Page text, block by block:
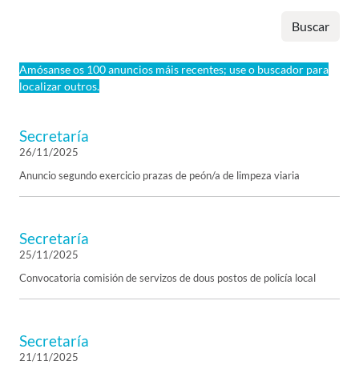
Buscar
Amósanse os 100 anuncios máis recentes; use o buscador para
localizar outros.
Secretaría
26/11/2025
Anuncio segundo exercicio prazas de peón/a de limpeza viaria
Secretaría
25/11/2025
Convocatoria comisión de servizos de dous postos de policía local
Secretaría
21/11/2025